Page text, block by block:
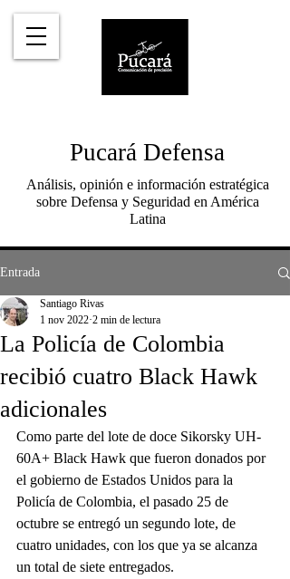
Pucará Defensa
Análisis, opinión e información estratégica
sobre Defensa y Seguridad en América
Latina
Entrada
La Policía de Colombia
recibió cuatro Black Hawk
adicionales
Santiago Rivas
1 nov 2022 2 min de lectura
Como parte del lote de doce Sikorsky UH-
60A+ Black Hawk que fueron donados por
el gobierno de Estados Unidos para la
Policía de Colombia, el pasado 25 de
octubre se entregó un segundo lote, de
cuatro unidades, con los que ya se alcanza
un total de siete entregados.